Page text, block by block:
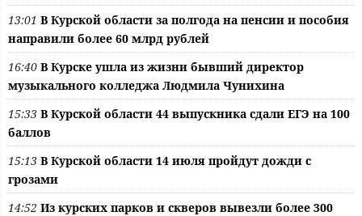
13:01 В Курской области за полгода на пенсии и пособия
направили более 60 млрд рублей
16:40 В Курске ушла из жизни бывший директор
музыкального колледжа Людмила Чунихина
15:33 В Курской области 44 выпускника сдали ЕГЭ на 100
баллов
15:13 В Курской области 14 июля пройдут дожди с
грозами
14:52 Из курских парков и скверов вывезли более 300